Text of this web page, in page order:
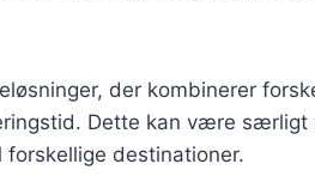
der kombinerer
Dette kan være særligt
destinationer.